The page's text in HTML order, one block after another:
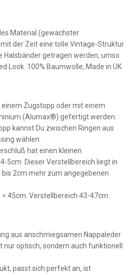
Material (gewachster
der Zeit eine tolle Vintage-Struktur
Halsbänder getragen werden, umso
Look. 100% Baumwolle, Made in UK
einem Zugstopp oder mit einem
(Alumax®) gefertigt werden.
kannst Du zwischen Ringen aus
wählen.
hat einen kleinen
5cm. Dieser Verstellbereich liegt in
2cm mehr zum angegebenen
= 45cm. Verstellbereich 43-47cm.
aus anschmiegsamen Nappaleder
nur optisch, sondern auch funktionell
passt sich perfekt an, ist